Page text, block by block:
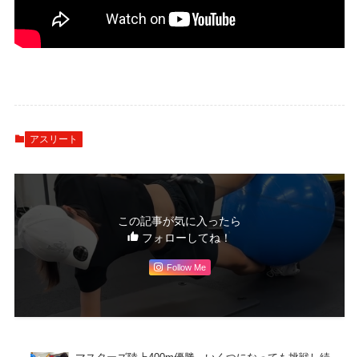
アスリート
この記事が気に入ったら
フォローしてね！
Follow Me